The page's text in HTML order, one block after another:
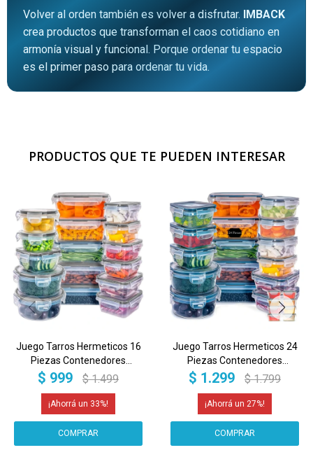
Volver al orden también es volver a disfrutar. IMBACK
crea productos que transforman el caos cotidiano en
armonía visual y funcional. Porque ordenar tu espacio
es el primer paso para ordenar tu vida.
PRODUCTOS QUE TE PUEDEN INTERESAR
Juego Tarros Hermeticos 16
Piezas Contenedores
Recipientes IMBACK
$ 999 $ 1.499
33
Juego Tarros Hermeticos 24
Piezas Contenedores
Recipientes IMBACK
$ 1.299 $ 1.799
27